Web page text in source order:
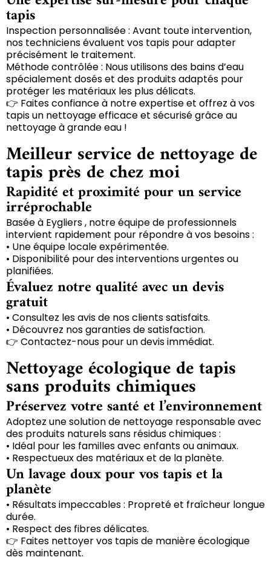
tapis
Inspection personnalisée : Avant toute intervention,
nos techniciens évaluent vos tapis pour adapter
précisément le traitement.
Méthode contrôlée : Nous utilisons des bains d’eau
spécialement dosés et des produits adaptés pour
protéger les matériaux les plus délicats.
👉 Faites confiance à notre expertise et offrez à vos
tapis un nettoyage efficace et sécurisé grâce au
nettoyage à grande eau !
Meilleur service de nettoyage de
tapis près de chez moi
Rapidité et proximité pour un service
irréprochable
Basée à Eygliers , notre équipe de professionnels
intervient rapidement pour répondre à vos besoins :
• Une équipe locale expérimentée.
• Disponibilité pour des interventions urgentes ou
planifiées.
Évaluez notre qualité avec un devis
gratuit
• Consultez les avis de nos clients satisfaits.
• Découvrez nos garanties de satisfaction.
👉 Contactez-nous pour un devis immédiat.
Nettoyage écologique de tapis
sans produits chimiques
Préservez votre santé et l’environnement
Adoptez une solution de nettoyage responsable avec
des produits naturels sans résidus chimiques :
• Idéal pour les familles avec enfants ou animaux.
• Respectueux des matériaux et de la planète.
Un lavage doux pour vos tapis et la
planète
• Résultats impeccables : Propreté et fraîcheur longue
durée.
• Respect des fibres délicates.
👉 Faites nettoyer vos tapis de manière écologique
dès maintenant.